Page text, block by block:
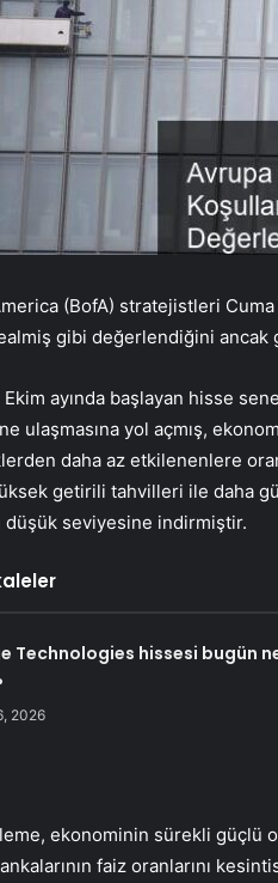
(BofA) stratejistleri Cuma
gibi değerlendiğini ancak
Ekim ayında başlayan hisse
ulaşmasına yol açmış,
daha az etkilenenlere
getirili tahvilleri ile daha
düşük seviyesine indirmiştir.
Technologies hissesi bugün
2026
ekonominin sürekli güçlü
faiz oranlarını